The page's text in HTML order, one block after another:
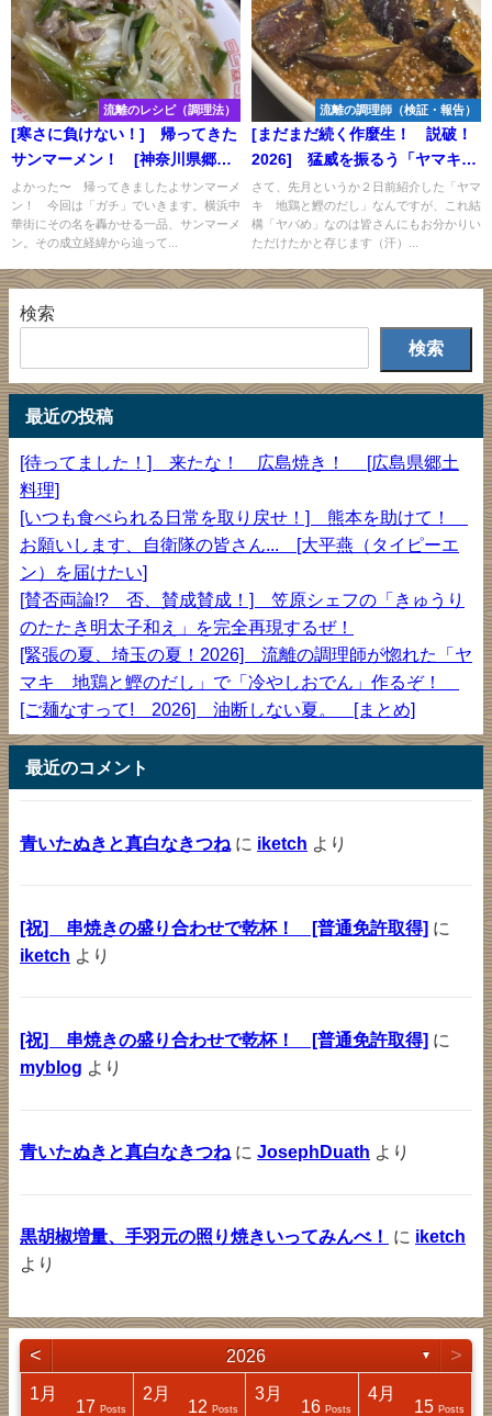
流離のレシピ（調理法）
[寒さに負けない！] 帰ってきた
サンマーメン！ [神奈川県郷土
料理]
よかった〜 帰ってきましたよサンマーメ
ン！ 今回は「ガチ」でいきます。横浜中
華街にその名を轟かせる一品、サンマーメ
ン。その成立経緯から辿って...
流離の調理師（検証・報告）
[まだまだ続く作麼生！ 説破！
2026] 猛威を振るう「ヤマキ地
鶏と鰹のだし」で作る「麻婆茄
子（マーボチェズ）」！
さて、先月というか２日前紹介した「ヤマ
キ 地鶏と鰹のだし」なんですが、これ結
構「ヤバめ」なのは皆さんにもお分かりい
ただけたかと存じます（汗）...
検索
検索
最近の投稿
[待ってました！] 来たな！ 広島焼き！ [広島県郷土
料理]
[いつも食べられる日常を取り戻せ！] 熊本を助けて！
お願いします、自衛隊の皆さん... [大平燕（タイピーエ
ン）を届けたい]
[賛否両論!? 否、賛成賛成！] 笠原シェフの「きゅうり
のたたき明太子和え」を完全再現するぜ！
[緊張の夏、埼玉の夏！2026] 流離の調理師が惚れた「ヤ
マキ 地鶏と鰹のだし」で「冷やしおでん」作るぞ！
[ご麺なすって! 2026] 油断しない夏。 [まとめ]
最近のコメント
青いたぬきと真白なきつね に iketch より
[祝] 串焼きの盛り合わせで乾杯！ [普通免許取得] に
iketch より
[祝] 串焼きの盛り合わせで乾杯！ [普通免許取得] に
myblog より
青いたぬきと真白なきつね に JosephDuath より
黒胡椒増量、手羽元の照り焼きいってみんべ！ に iketch
より
< 2026 ▼ >
1月
17 Posts
2月
12 Posts
3月
16 Posts
4月
15 Posts